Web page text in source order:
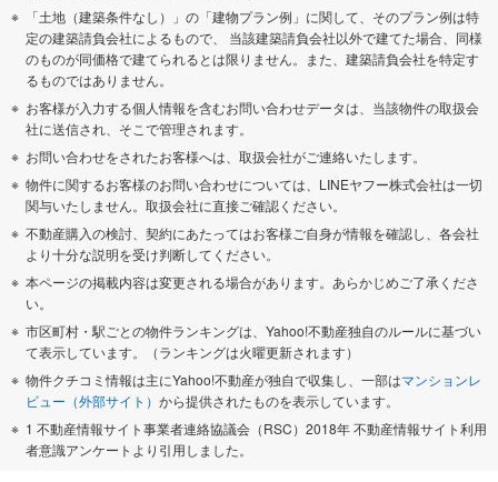
「土地（建築条件なし）」の「建物プラン例」に関して、そのプラン例は特
定の建築請負会社によるもので、 当該建築請負会社以外で建てた場合、同様
のものが同価格で建てられるとは限りません。また、建築請負会社を特定す
るものではありません。
お客様が入力する個人情報を含むお問い合わせデータは、当該物件の取扱会
社に送信され、そこで管理されます。
お問い合わせをされたお客様へは、取扱会社がご連絡いたします。
物件に関するお客様のお問い合わせについては、LINEヤフー株式会社は一切
関与いたしません。取扱会社に直接ご確認ください。
不動産購入の検討、契約にあたってはお客様ご自身が情報を確認し、各会社
より十分な説明を受け判断してください。
本ページの掲載内容は変更される場合があります。あらかじめご了承くださ
い。
市区町村・駅ごとの物件ランキングは、Yahoo!不動産独自のルールに基づい
て表示しています。（ランキングは火曜更新されます）
物件クチコミ情報は主にYahoo!不動産が独自で収集し、一部はマンションレ
ビュー（外部サイト） から提供されたものを表示しています。
1 不動産情報サイト事業者連絡協議会（RSC）2018年 不動産情報サイト利用
者意識アンケートより引用しました。